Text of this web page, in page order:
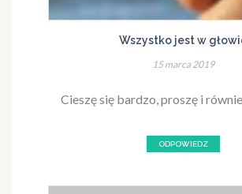
Wszystko jest w
15 marca 2019
Cieszę się bardzo, proszę i
ODPOWIEDZ